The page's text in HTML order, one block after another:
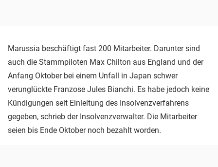
Marussia beschäftigt fast 200 Mitarbeiter. Darunter sind
auch die Stammpiloten Max Chilton aus England und der
Anfang Oktober bei einem Unfall in Japan schwer
verunglückte Franzose Jules Bianchi. Es habe jedoch keine
Kündigungen seit Einleitung des Insolvenzverfahrens
gegeben, schrieb der Insolvenzverwalter. Die Mitarbeiter
seien bis Ende Oktober noch bezahlt worden.